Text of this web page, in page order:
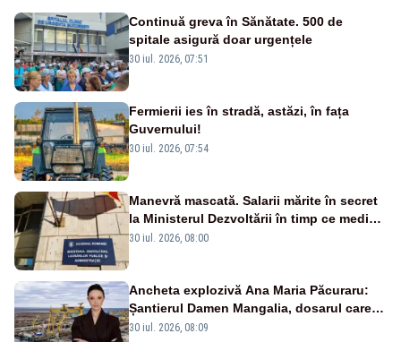
Continuă greva în Sănătate. 500 de
spitale asigură doar urgențele
30 iul. 2026, 07:51
Fermierii ies în stradă, astăzi, în fața
Guvernului!
30 iul. 2026, 07:54
Manevră mascată. Salarii mărite în secret
la Ministerul Dezvoltării în timp ce medicii
ies în stradă
30 iul. 2026, 08:00
Ancheta explozivă Ana Maria Păcuraru:
Șantierul Damen Mangalia, dosarul care
scufundă apărarea României
30 iul. 2026, 08:09